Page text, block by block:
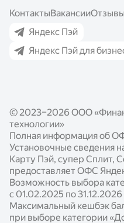
Вклады
Кредиты
Выгода с Пэй
Безопасность
Эквайринг для бизнеса
СБП для бизнеса
Кредиты для бизнеса
Подключение QR-кода
Выгода для партнёров
Готовые модули
Документация по работе
Опыт наших партнёров
Новости
Сплит
Сейвы
Кредиты
КонтактыВакансииОтзывы
Яндекс Пэй
Яндекс Пэй для
© 2023–2026 ООО
технологии»
Полная информация об
Установочные сведения
Карту Пэй, супер Сплит,
предоставляет ОФС
Возможность выбора
с 01.02.2025 по
Максимальный кешбэк
при выборе категории